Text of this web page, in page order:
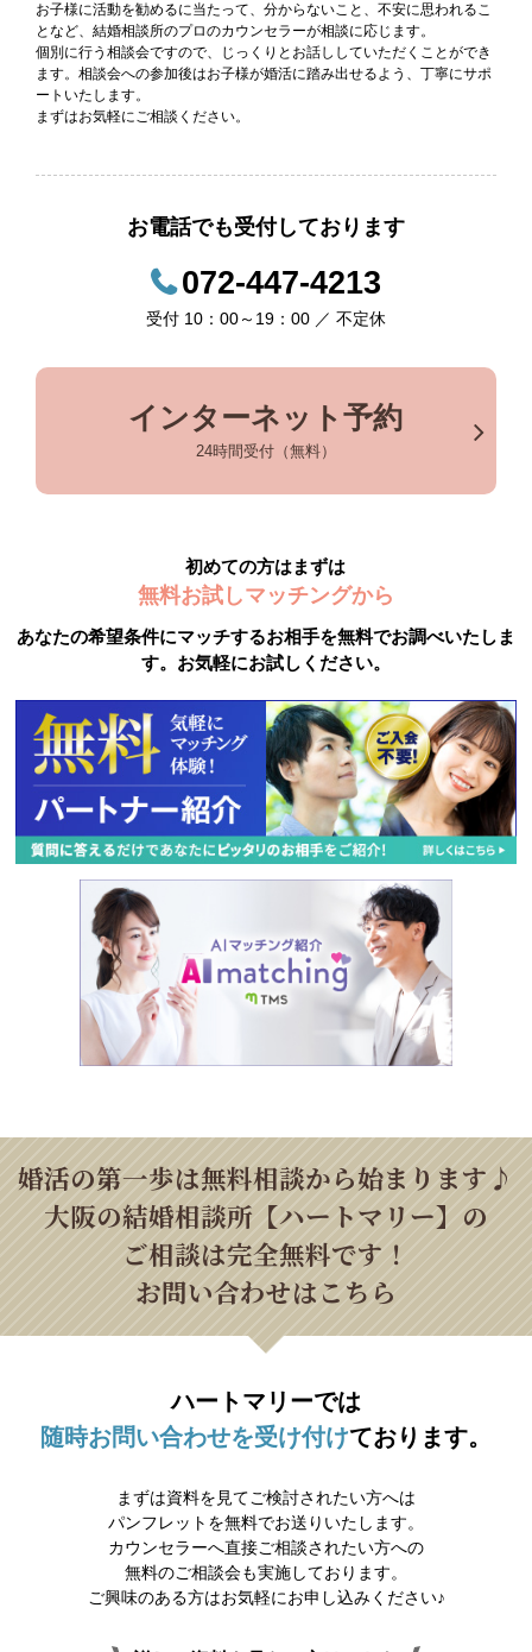
お子様に活動を勧めるに当たって、分からないこと、不安に思われるこ
となど、結婚相談所のプロのカウンセラーが相談に応じます。
個別に行う相談会ですので、じっくりとお話ししていただくことができ
ます。相談会への参加後はお子様が婚活に踏み出せるよう、丁寧にサポ
ートいたします。
まずはお気軽にご相談ください。
お電話でも受付しております
072-447-4213
受付 10：00～19：00 ／ 不定休
インターネット予約
24時間受付（無料）
初めての方はまずは
無料お試しマッチングから
あなたの希望条件にマッチするお相手を無料でお調べいたしま
す。お気軽にお試しください。
婚活の第一歩は無料相談から始まります♪
大阪の結婚相談所【ハートマリー】の
ご相談は完全無料です！
お問い合わせはこちら
ハートマリーでは
随時お問い合わせを受け付けております。
まずは資料を見てご検討されたい方へは
パンフレットを無料でお送りいたします。
カウンセラーへ直接ご相談されたい方への
無料のご相談会も実施しております。
ご興味のある方はお気軽にお申し込みください♪